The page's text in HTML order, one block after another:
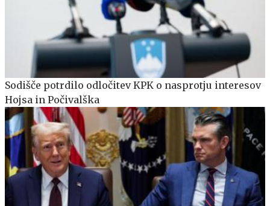
Sodišče potrdilo odločitev KPK o nasprotju interesov
Hojsa in Počivalška